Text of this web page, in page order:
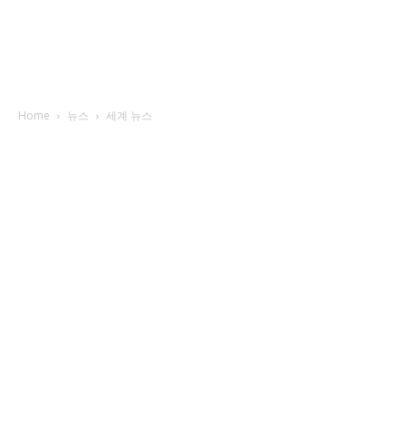
Home 뉴스 세계 뉴스